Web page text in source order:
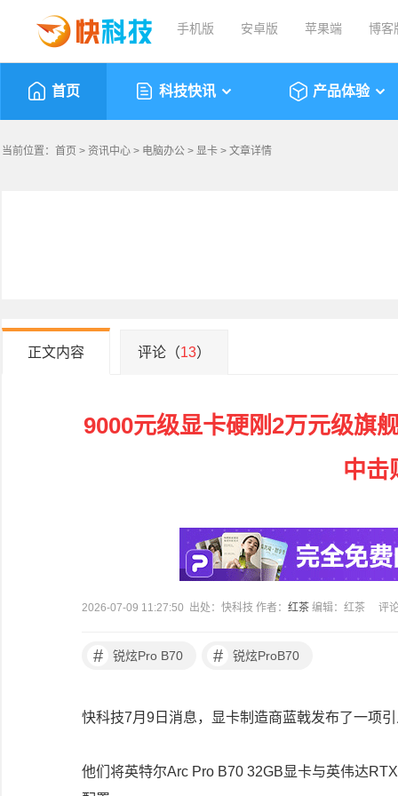
手机版 安卓版 苹果端 博客
首页 科技快讯 产品体验
当前位置： 首页 > 资讯中心 > 电脑办公 > 显卡 > 文章详情
正文内容 评论（13）
9000元级显卡硬刚2万元级旗
中击
2026-07-09 11:27:50 出处：快科技 作者： 红茶 编辑：红茶 评
# 锐炫Pro B70 # 锐炫ProB70
快科技7月9日消息，显卡制造商蓝戟发布了一项
他们将英特尔Arc Pro B70 32GB显卡与英伟达